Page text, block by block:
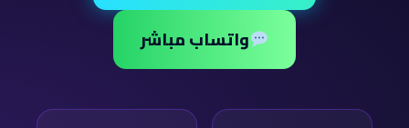
واتساب مباشر